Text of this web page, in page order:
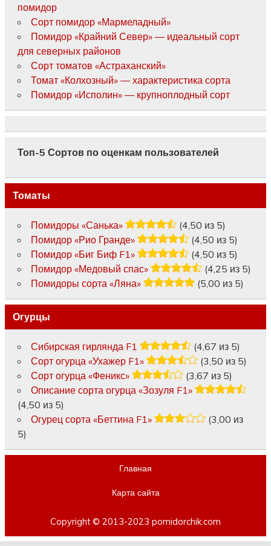
помидор
Сорт помидор «Мармеладный»
Помидор «Крайний Север» — идеальный сорт
для северных районов
Сорт томатов «Астраханский»
Томат «Колхозный» — характеристика сорта
Помидор «Исполин» — крупноплодный сорт
Топ-5 Сортов по оценкам пользователей
Томаты
Помидоры «Санька»
(4,50 из 5)
Помидор «Рио Гранде»
(4,50 из 5)
Помидор «Биг Биф F1»
(4,50 из 5)
Помидор «Медовый спас»
(4,25 из 5)
Помидоры сорта «Ляна»
(5,00 из 5)
Огурцы
Сибирская гирлянда F1
(4,67 из 5)
Сорт огурца «Ухажер F1»
(3,50 из 5)
Сорт огурца «Феникс»
(3,67 из 5)
Описание сорта огурца «Зозуля F1»
(4,50 из 5)
Огурец сорта «Беттина F1»
(3,00 из
5)
Главная
Карта сайта
Copyright © 2013-2023 pomidorchik.com